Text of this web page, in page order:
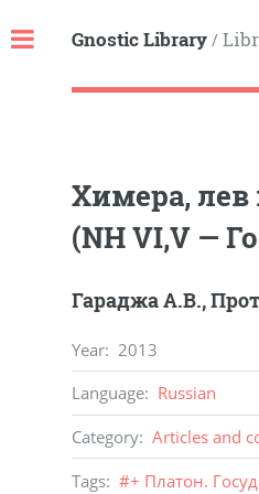
Gnostic Library/
Химера, лев
(NH VI,V —
Гараджа А.В.,
Year: 2013
Language: Russian
Category: Articles and
Tags: #+ Платон.
Toggle